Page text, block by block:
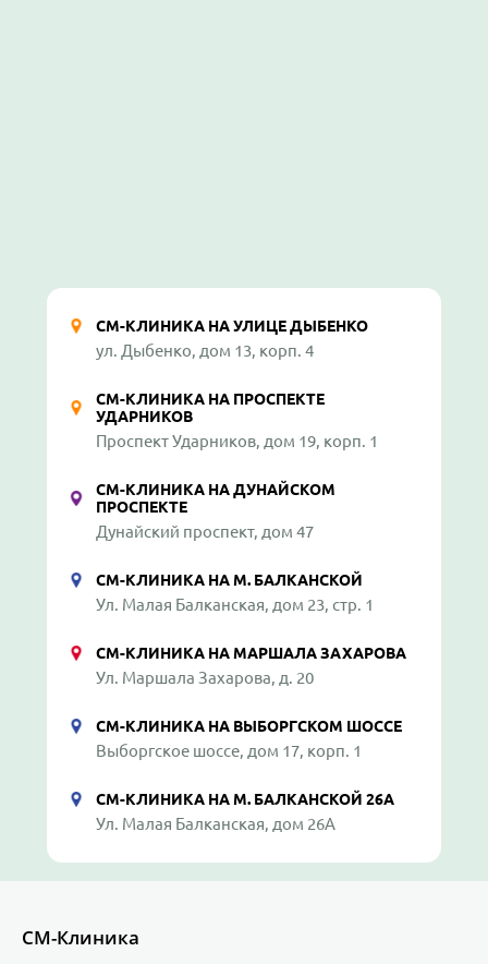
СМ-КЛИНИКА НА УЛИЦЕ ДЫБЕНКО
ул. Дыбенко, дом 13, корп. 4
СМ-КЛИНИКА НА ПРОСПЕКТЕ
УДАРНИКОВ
Проспект Ударников, дом 19, корп. 1
СМ-КЛИНИКА НА ДУНАЙСКОМ
ПРОСПЕКТЕ
Дунайский проспект, дом 47
СМ-КЛИНИКА НА М. БАЛКАНСКОЙ
Ул. Малая Балканская, дом 23, стр. 1
СМ-КЛИНИКА НА МАРШАЛА ЗАХАРОВА
Ул. Маршала Захарова, д. 20
СМ-КЛИНИКА НА ВЫБОРГСКОМ ШОССЕ
Выборгское шоссе, дом 17, корп. 1
СМ-КЛИНИКА НА М. БАЛКАНСКОЙ 26А
Ул. Малая Балканская, дом 26А
СМ-Клиника